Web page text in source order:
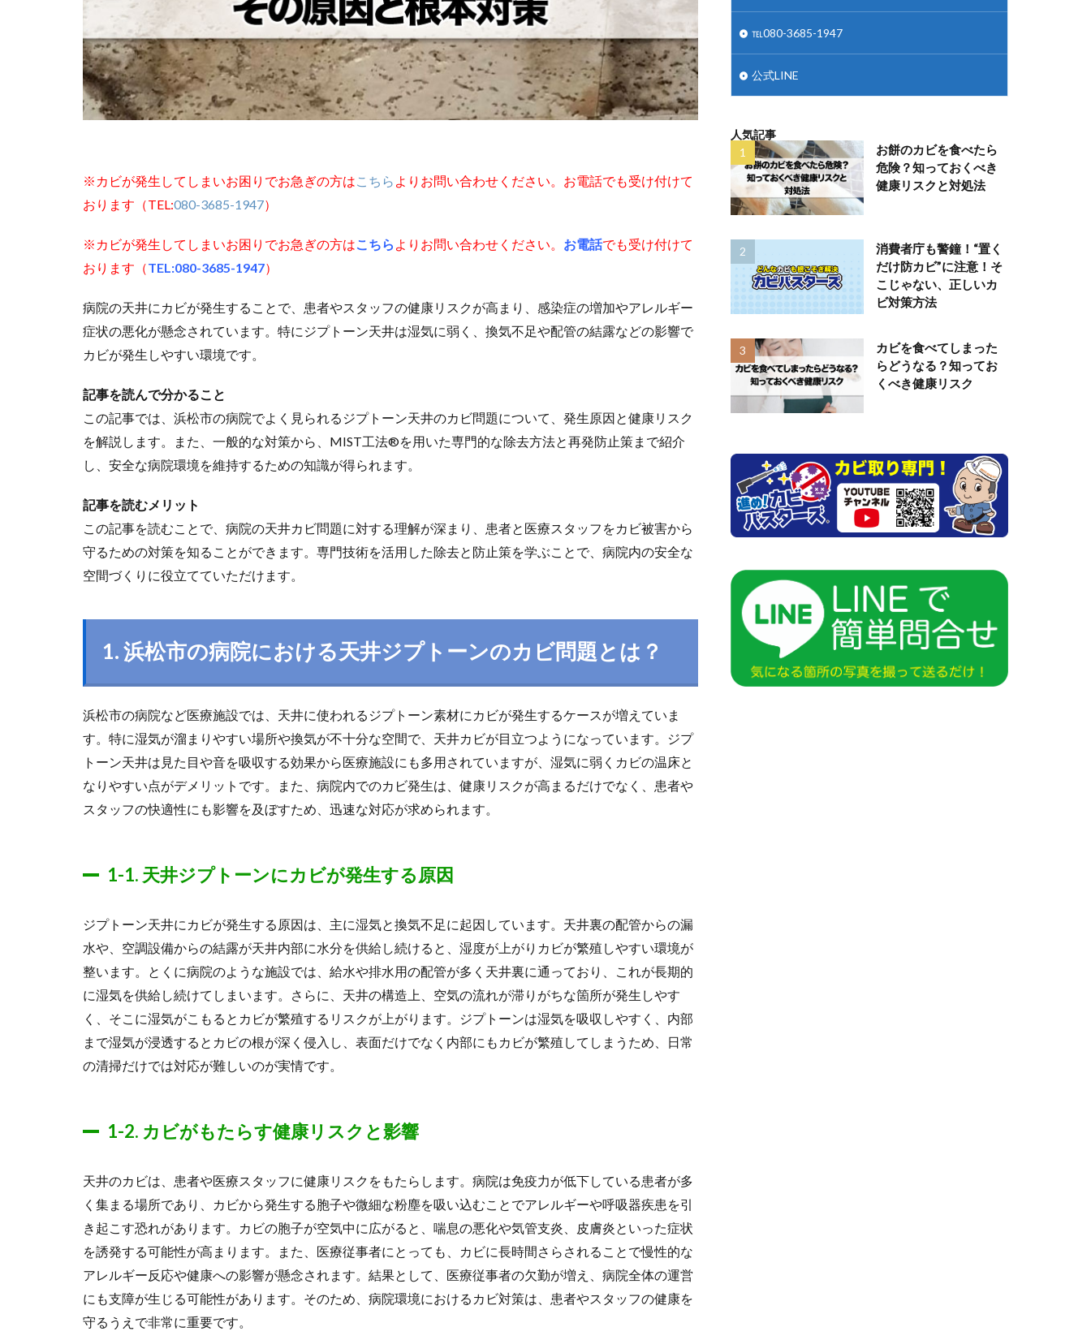
※カビが発生してしまいお困りでお急ぎの方はこちら よりお問い合わせください。お電話でも受け付けて
おります（TEL:080-3685-1947）
※カビが発生してしまいお困りでお急ぎの方はこちら よりお問い合わせください。 お電話でも受け付けて
おります（TEL:080-3685-1947）
病院の天井にカビが発生することで、患者やスタッフの健康リスクが高まり、感染症の増加やアレルギー
症状の悪化が懸念されています。特にジプトーン天井は湿気に弱く、換気不足や配管の結露などの影響で
カビが発生しやすい環境です。
記事を読んで分かること
この記事では、浜松市の病院でよく見られるジプトーン天井のカビ問題について、発生原因と健康リスク
を解説します。また、一般的な対策から、MIST工法®を用いた専門的な除去方法と再発防止策まで紹介
し、安全な病院環境を維持するための知識が得られます。
記事を読むメリット
この記事を読むことで、病院の天井カビ問題に対する理解が深まり、患者と医療スタッフをカビ被害から
守るための対策を知ることができます。専門技術を活用した除去と防止策を学ぶことで、病院内の安全な
空間づくりに役立てていただけます。
1.浜松市の病院における天井ジプトーンのカビ問題とは？
浜松市の病院など医療施設では、天井に使われるジプトーン素材にカビが発生するケースが増えていま
す。特に湿気が溜まりやすい場所や換気が不十分な空間で、天井カビが目立つようになっています。ジプ
トーン天井は見た目や音を吸収する効果から医療施設にも多用されていますが、湿気に弱くカビの温床と
なりやすい点がデメリットです。また、病院内でのカビ発生は、健康リスクが高まるだけでなく、患者や
スタッフの快適性にも影響を及ぼすため、迅速な対応が求められます。
1-1. 天井ジプトーンにカビが発生する原因
ジプトーン天井にカビが発生する原因は、主に湿気と換気不足に起因しています。天井裏の配管からの漏
水や、空調設備からの結露が天井内部に水分を供給し続けると、湿度が上がりカビが繁殖しやすい環境が
整います。とくに病院のような施設では、給水や排水用の配管が多く天井裏に通っており、これが長期的
に湿気を供給し続けてしまいます。さらに、天井の構造上、空気の流れが滞りがちな箇所が発生しやす
く、そこに湿気がこもるとカビが繁殖するリスクが上がります。ジプトーンは湿気を吸収しやすく、内部
まで湿気が浸透するとカビの根が深く侵入し、表面だけでなく内部にもカビが繁殖してしまうため、日常
の清掃だけでは対応が難しいのが実情です。
1-2. カビがもたらす健康リスクと影響
天井のカビは、患者や医療スタッフに健康リスクをもたらします。病院は免疫力が低下している患者が多
く集まる場所であり、カビから発生する胞子や微細な粉塵を吸い込むことでアレルギーや呼吸器疾患を引
き起こす恐れがあります。カビの胞子が空気中に広がると、喘息の悪化や気管支炎、皮膚炎といった症状
を誘発する可能性が高まります。また、医療従事者にとっても、カビに長時間さらされることで慢性的な
アレルギー反応や健康への影響が懸念されます。結果として、医療従事者の欠勤が増え、病院全体の運営
にも支障が生じる可能性があります。そのため、病院環境におけるカビ対策は、患者やスタッフの健康を
守るうえで非常に重要です。
℡080-3685-1947
公式LINE
人気記事
お餅のカビを食べたら
危険？知っておくべき
健康リスクと対処法
消費者庁も警鐘！“置く
だけ防カビ”に注意！そ
こじゃない、正しいカ
ビ対策方法
カビを食べてしまった
らどうなる？知ってお
くべき健康リスク